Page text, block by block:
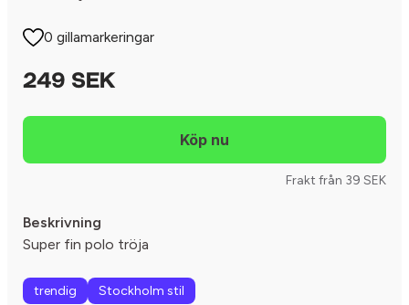
0 gillamarkeringar
249 SEK
Frakt från 39 SEK
Beskrivning
Super fin polo tröja
trendig Stockholm stil